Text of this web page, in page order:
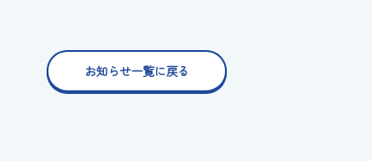
お知らせ一覧に戻る